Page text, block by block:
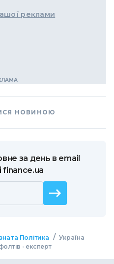
реклами
НОВИНОЮ
за день в email
finance.ua
та Політика / Україна
- експерт